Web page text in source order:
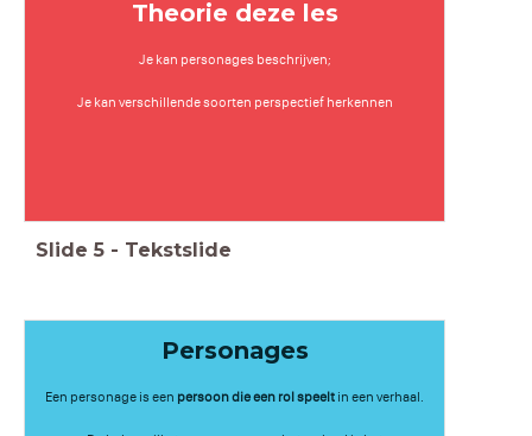
Theorie deze les
Je kan personages beschrijven;
Je kan verschillende soorten perspectief herkennen
Slide 5 - Tekstslide
Personages
Een personage is een persoon die een rol speelt in een verhaal.